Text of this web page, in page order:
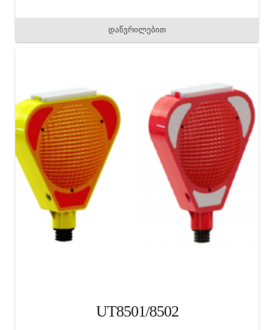
დაწვრილებით
UT8501/8502